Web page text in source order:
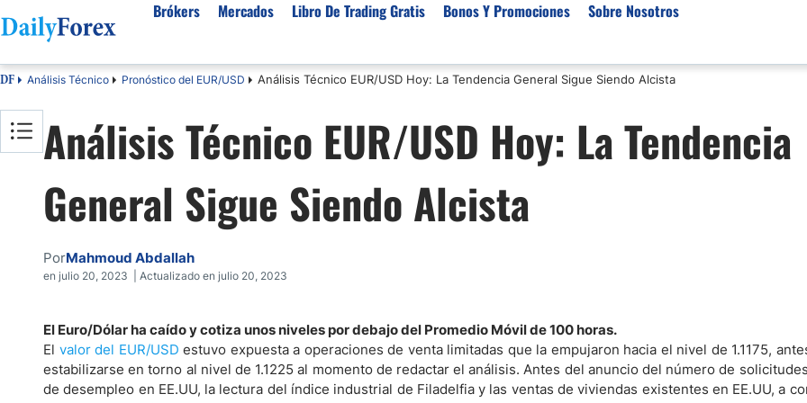
Brókers
España
Argentina
Rep. Dominicana
Mexico
Costa Rica
Guatemala
Cuba
El Salvador
Brokers Regulados
Brokers Para Scalping
Broker Oro
Brokers de Trading Automático
Lista de Mejores Prop
Empresas de Fondeo en
Mercados
Divisas
EUR/USD
USD/COP
USD/PEN
Todas las Divisas
Materias Primas
Oro (XAU/USD)
Plata (XAG/USD)
Petróleo WTI
Todas las Materias Primas
Indices
Análisis Forex
Señales Forex Gratis
Libro De Trading Gratis Bonos Y Promociones Sobre Nosotros
Sobre Nosotros
Política editorial
Cómo generamos ingresos
Nuestra metodología
Por qué confiar en nosotros
DF Análisis Técnico Pronóstico del EUR/USD Análisis Técnico EUR/USD Hoy: La Tendencia General Sigue Siendo Alcista
Análisis Técnico EUR/USD Hoy: La Tendencia
General Sigue Siendo Alcista
PorMahmoud Abdallah
en julio 20, 2023 | Actualizado en julio 20, 2023
El Euro/Dólar ha caído y cotiza unos niveles por debajo del Promedio Móvil de 100 horas.
El valor del EUR/USD estuvo expuesta a operaciones de venta limitadas que la empujaron hacia el nivel de 1.1175,
estabilizarse en torno al nivel de 1.1225 al momento de redactar el análisis. Antes del anuncio del número de
de desempleo en EE.UU, la lectura del índice industrial de Filadelfia y las ventas de viviendas existentes en EE.UU, a